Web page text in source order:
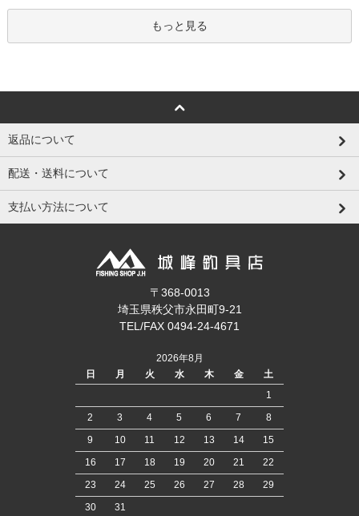
もっと見る
返品について
配送・送料について
支払い方法について
〒368-0013
埼玉県秩父市永田町9-21
TEL/FAX 0494-24-4671
2026年8月
日
月 火 水 木 金
土
1
2
3 4 5 6 7
8
9
10 11 12 13 14
15
16
17 18 19 20 21
22
23
24 25 26 27 28
29
30
31